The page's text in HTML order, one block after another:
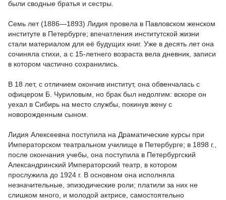
были сводные братья и сестры.
Семь лет (1886—1893) Лидия провела в Павловском женском
институте в Петербурге; впечатления институтской жизни
стали материалом для её будущих книг. Уже в десять лет она
сочиняла стихи, а с 15-летнего возраста вела дневник, записи
в котором частично сохранились.
В 18 лет, с отличием окончив институт, она обвенчалась с
офицером Б. Чуриловым, но брак был недолгим: вскоре он
уехал в Сибирь на место службы, покинув жену с
новорожденным сыном.
Лидия Алексеевна поступила на Драматические курсы при
Императорском театральном училище в Петербурге; в 1898 г.,
после окончания учебы, она поступила в Петербургский
Александринский Императорский театр, в котором
прослужила до 1924 г. В основном она исполняла
незначительные, эпизодические роли; платили за них не
слишком много, и молодой актрисе, самостоятельно